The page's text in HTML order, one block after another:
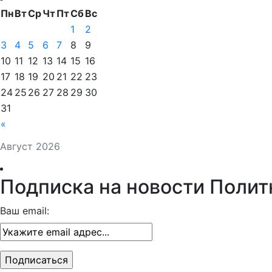
Август 2026
ПнВтСрЧтПтСбВс
«
1
2
3
4 5 6 7 8
9
10 11 12 13 14 15 16
17 18 19 20 21 22 23
24 25 26 27 28 29 30
31
Подписка на новости
Ваш email: